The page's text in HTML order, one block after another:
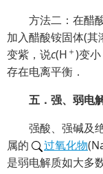
方法二：在醋
加入醋酸铵固体(
变紫，说c(H ＋)变
存在电离平衡．
五．强、弱电
强酸、强碱及
属的
过氧化物
是弱电解质如大多